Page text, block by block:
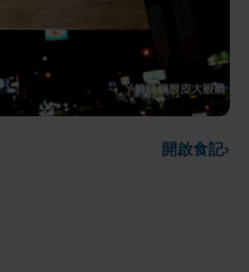
開啟食記›